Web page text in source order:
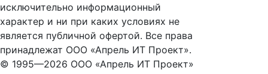
исключительно информационный
характер и ни при каких условиях не
является публичной офертой. Все права
принадлежат ООО «Апрель ИТ Проект».
© 1995—2026 ООО «Апрель ИТ Проект»